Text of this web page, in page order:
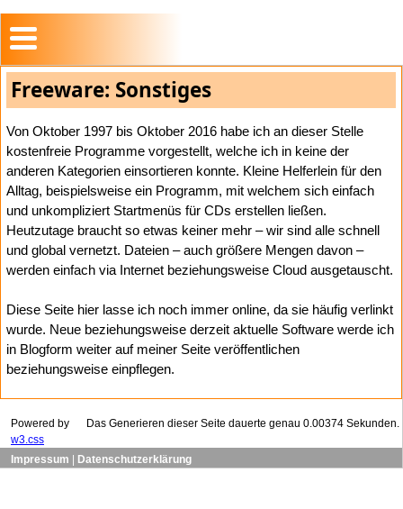
Freeware: Sonstiges
Von Oktober 1997 bis Oktober 2016 habe ich an dieser Stelle
kostenfreie Programme vorgestellt, welche ich in keine der
anderen Kategorien einsortieren konnte. Kleine Helferlein für den
Alltag, beispielsweise ein Programm, mit welchem sich einfach
und unkompliziert Startmenüs für CDs erstellen ließen.
Heutzutage braucht so etwas keiner mehr – wir sind alle schnell
und global vernetzt. Dateien – auch größere Mengen davon –
werden einfach via Internet beziehungsweise Cloud ausgetauscht.
Diese Seite hier lasse ich noch immer online, da sie häufig verlinkt
wurde. Neue beziehungsweise derzeit aktuelle Software werde ich
in Blogform weiter auf meiner Seite veröffentlichen
beziehungsweise einpflegen.
Das Generieren dieser Seite dauerte genau 0.00374 Sekunden.
Powered by
w3.css
Impressum
Datenschutzerklärung